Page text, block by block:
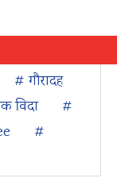
# गौरादह
विदा
#
#